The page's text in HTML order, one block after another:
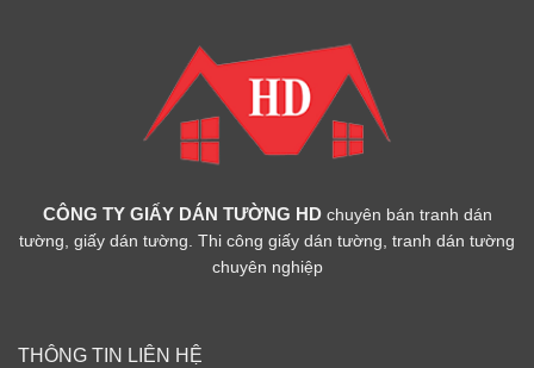
CÔNG TY GIẤY DÁN TƯỜNG HD chuyên bán tranh dán
tường, giấy dán tường. Thi công giấy dán tường, tranh dán tường
chuyên nghiệp
THÔNG TIN LIÊN HỆ